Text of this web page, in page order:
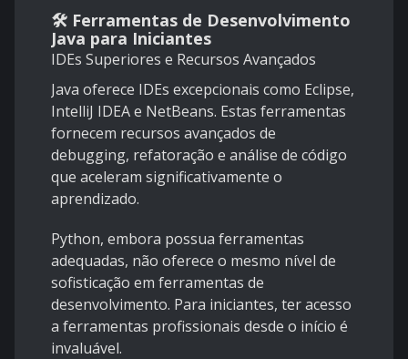
🛠️ Ferramentas de Desenvolvimento
Java para Iniciantes
IDEs Superiores e Recursos Avançados
Java oferece IDEs excepcionais como Eclipse,
IntelliJ IDEA e NetBeans. Estas ferramentas
fornecem recursos avançados de
debugging, refatoração e análise de código
que aceleram significativamente o
aprendizado.
Python, embora possua ferramentas
adequadas, não oferece o mesmo nível de
sofisticação em ferramentas de
desenvolvimento. Para iniciantes, ter acesso
a ferramentas profissionais desde o início é
invaluável.